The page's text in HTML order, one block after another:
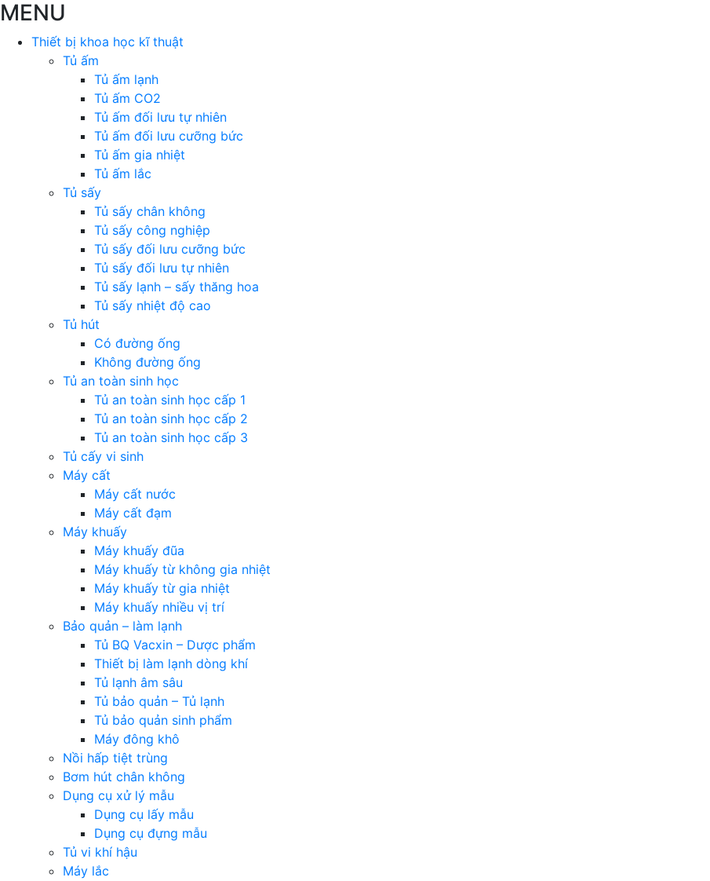
MENU
Thiết bị khoa học kĩ thuật
Tủ ấm
Tủ ấm lạnh
Tủ ấm CO2
Tủ ấm đối lưu tự nhiên
Tủ ấm đối lưu cưỡng bức
Tủ ấm gia nhiệt
Tủ ấm lắc
Tủ sấy
Tủ sấy chân không
Tủ sấy công nghiệp
Tủ sấy đối lưu cưỡng bức
Tủ sấy đối lưu tự nhiên
Tủ sấy lạnh – sấy thăng hoa
Tủ sấy nhiệt độ cao
Tủ hút
Có đường ống
Không đường ống
Tủ an toàn sinh học
Tủ an toàn sinh học cấp 1
Tủ an toàn sinh học cấp 2
Tủ an toàn sinh học cấp 3
Tủ cấy vi sinh
Máy cất
Máy cất nước
Máy cất đạm
Máy khuấy
Máy khuấy đũa
Máy khuấy từ không gia nhiệt
Máy khuấy từ gia nhiệt
Máy khuấy nhiều vị trí
Bảo quản – làm lạnh
Tủ BQ Vacxin – Dược phẩm
Thiết bị làm lạnh dòng khí
Tủ lạnh âm sâu
Tủ bảo quản – Tủ lạnh
Tủ bảo quản sinh phẩm
Máy đông khô
Nồi hấp tiệt trùng
Bơm hút chân không
Dụng cụ xử lý mẫu
Dụng cụ lấy mẫu
Dụng cụ đựng mẫu
Tủ vi khí hậu
Máy lắc